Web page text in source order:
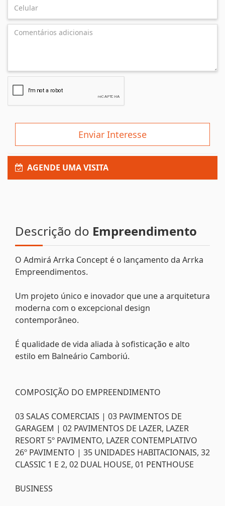
Enviar Interesse
AGENDE UMA VISITA
Descrição do Empreendimento
O Admirá Arrka Concept é o lançamento da Arrka
Empreendimentos.
Um projeto único e inovador que une a arquitetura
moderna com o excepcional design
contemporâneo.
É qualidade de vida aliada à sofisticação e alto
estilo em Balneário Camboriú.
COMPOSIÇÃO DO EMPREENDIMENTO
03 SALAS COMERCIAIS | 03 PAVIMENTOS DE
GARAGEM | 02 PAVIMENTOS DE LAZER, LAZER
RESORT 5º PAVIMENTO, LAZER CONTEMPLATIVO
26º PAVIMENTO | 35 UNIDADES HABITACIONAIS, 32
CLASSIC 1 E 2, 02 DUAL HOUSE, 01 PENTHOUSE
BUSINESS